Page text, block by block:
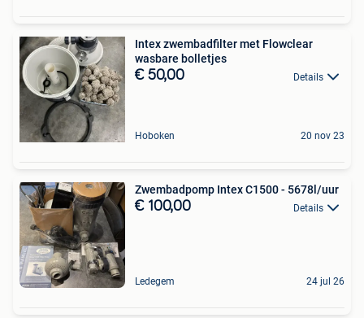
Intex zwembadfilter met Flowclear
wasbare bolletjes
€ 50,00 Details
Hoboken 20 nov 23
Zwembadpomp Intex C1500 - 5678l/uur
€ 100,00 Details
Ledegem 24 jul 26